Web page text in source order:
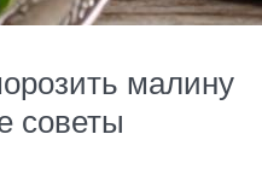
малину
советы